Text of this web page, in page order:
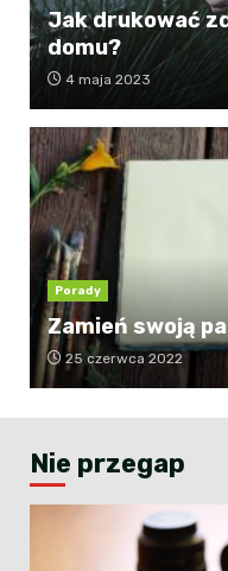
Jak drukować
domu?
4 maja 2023
Porady
Zamień swoją
25 czerwca 2022
Nie przegap